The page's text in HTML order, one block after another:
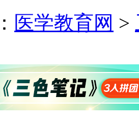
医学教育网 >